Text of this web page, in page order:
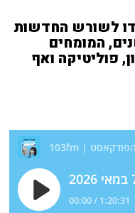
לשורש החדשות
המומחים
פוליטיקה ואף